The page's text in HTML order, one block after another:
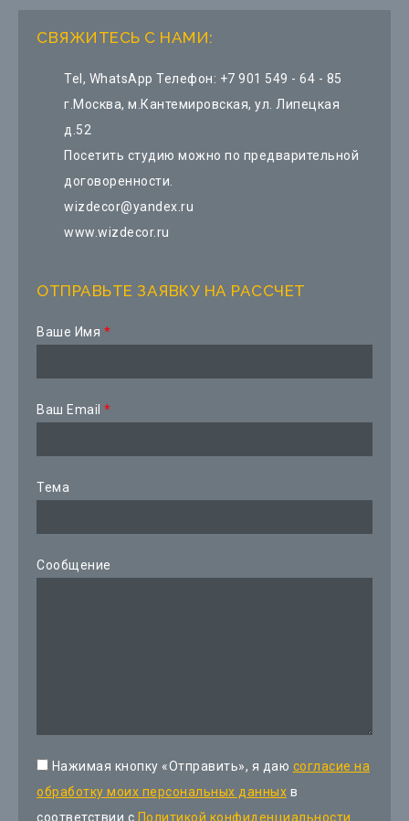
СВЯЖИТЕСЬ С НАМИ:
Tel, WhatsApp Телефон: +7 901 549 - 64 - 85
г.Москва, м.Кантемировская, ул. Липецкая
д.52
Посетить студию можно по предварительной
договоренности.
wizdecor@yandex.ru
www.wizdecor.ru
ОТПРАВЬТЕ ЗАЯВКУ НА РАССЧЕТ
Ваше Имя *
Ваш Email *
Тема
Сообщение
Нажимая кнопку «Отправить», я даю согласие на
обработку моих персональных данных в
соответствии с Политикой конфиденциальности.